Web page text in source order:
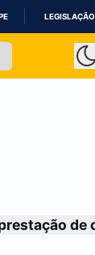
LEGISLAÇÃO
de